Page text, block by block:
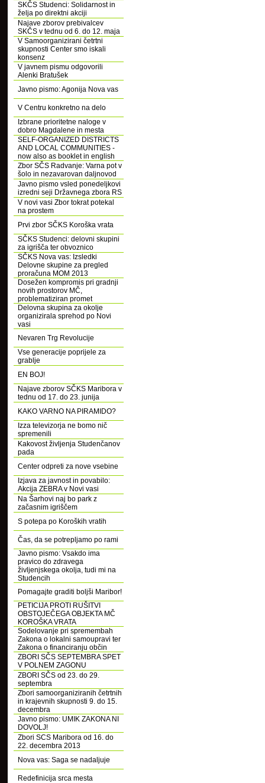
SKČS Studenci: Solidarnost in
želja po direktni akciji
Najave zborov prebivalcev
SKČS v tednu od 6. do 12. maja
V Samoorganizirani četrtni
skupnosti Center smo iskali
konsenz
V javnem pismu odgovorili
Alenki Bratušek
Javno pismo: Agonija Nova vas
V Centru konkretno na delo
Izbrane prioritetne naloge v
dobro Magdalene in mesta
SELF-ORGANIZED DISTRICTS
AND LOCAL COMMUNITIES -
now also as booklet in english
Zbor SČS Radvanje: Varna pot v
šolo in nezavarovan daljnovod
Javno pismo vsled ponedeljkovi
izredni seji Državnega zbora RS
V novi vasi Zbor tokrat potekal
na prostem
Prvi zbor SČKS Koroška vrata
SČKS Studenci: delovni skupini
za igrišča ter obvoznico
SČKS Nova vas: Izsledki
Delovne skupine za pregled
proračuna MOM 2013
Dosežen kompromis pri gradnji
novih prostorov MČ,
problematiziran promet
Delovna skupina za okolje
organizirala sprehod po Novi
vasi
Nevaren Trg Revolucije
Vse generacije poprijele za
grablje
EN BOJ!
Najave zborov SČKS Maribora v
tednu od 17. do 23. junija
KAKO VARNO NA PIRAMIDO?
Izza televizorja ne bomo nič
spremenili
Kakovost življenja Studenčanov
pada
Center odpreti za nove vsebine
Izjava za javnost in povabilo:
Akcija ZEBRA v Novi vasi
Na Šarhovi naj bo park z
začasnim igriščem
S potepa po Koroških vratih
Čas, da se potrepljamo po rami
Javno pismo: Vsakdo ima
pravico do zdravega
življenjskega okolja, tudi mi na
Studencih
Pomagajte graditi boljši Maribor!
PETICIJA PROTI RUŠITVI
OBSTOJEČEGA OBJEKTA MČ
KOROŠKA VRATA
Sodelovanje pri spremembah
Zakona o lokalni samoupravi ter
Zakona o financiranju občin
ZBORI SČS SEPTEMBRA SPET
V POLNEM ZAGONU
ZBORI SČS od 23. do 29.
septembra
Zbori samoorganiziranih četrtnih
in krajevnih skupnosti 9. do 15.
decembra
Javno pismo: UMIK ZAKONA NI
DOVOLJ!
Zbori SCS Maribora od 16. do
22. decembra 2013
Nova vas: Saga se nadaljuje
Redefinicija srca mesta